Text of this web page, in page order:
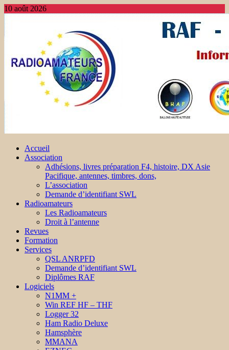
10 août 2026
Accueil
Association
Adhésions, livres préparation F4, histoire, DX Asie
Pacifique, antennes, timbres, dons,
L’association
Demande d’identifiant SWL
Radioamateurs
Les Radioamateurs
Droit à l’antenne
Revues
Formation
Services
QSL ANRPFD
Demande d’identifiant SWL
Diplômes RAF
Logiciels
N1MM +
Win REF HF – THF
Logger 32
Ham Radio Deluxe
Hamsphère
MMANA